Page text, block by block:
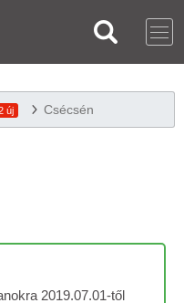
új Csécsén
2019.07.01-től